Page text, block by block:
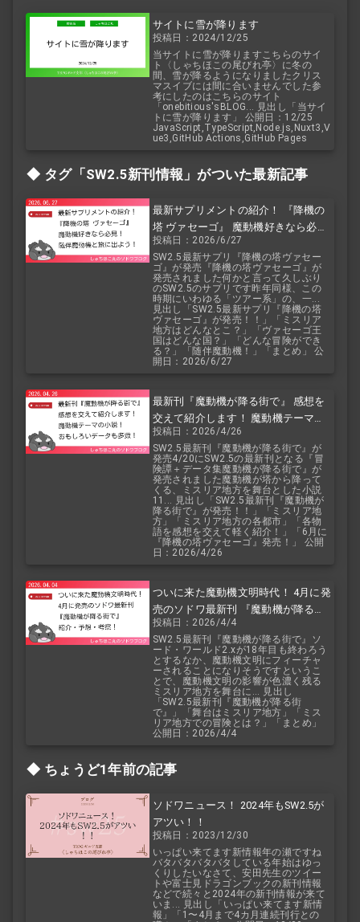
サイトに雪が降ります
投稿日：2024/12/25
当サイトに雪が降りますこちらのサイ
ト〈しゃちほこの尾びれ亭〉に冬の
間、雪が降るようになりましたクリス
マスイブには間に合いませんでした参
考にしたのはこちらのサイト
「onebitious'sBLOG... 見出し「当サイ
トに雪が降ります」 公開日：12/25
JavaScript,TypeScript,Node.js,Nuxt3,V
ue3,GitHub Actions,GitHub Pages
タグ「SW2.5新刊情報」がついた最新記事
最新サプリメントの紹介！ 『降機の
塔 ヴァセーゴ』 魔動機好きなら必
見！ 随伴魔動機と旅に出よう！
投稿日：2026/6/27
SW2.5最新サプリ『降機の塔ヴァセー
ゴ』が発売『降機の塔ヴァセーゴ』が
発売されました何かと言って久しぶり
のSW2.5のサプリです昨年同様、この
時期にいわゆる「ツアー系」の、一...
見出し「SW2.5最新サプリ『降機の塔
ヴァセーゴ』が発売！！」「ミスリア
地方はどんなとこ？」「ヴァセーゴ王
国はどんな国？」「どんな冒険ができ
る？」「随伴魔動機！」「まとめ」 公
開日：2026/6/27
最新刊『魔動機が降る街で』 感想を
交えて紹介します！ 魔動機テーマの
小説！ おもしろいデータも多数！
投稿日：2026/4/26
SW2.5最新刊『魔動機が降る街で』が
発売4/20にSW2.5の最新刊となる『冒
険譚＋データ集魔動機が降る街で』が
発売されました魔動機が塔から降って
くる、ミスリア地方を舞台とした小説
11... 見出し「SW2.5最新刊『魔動機が
降る街で』が発売！！」「ミスリア地
方」「ミスリア地方の各都市」「各物
語を感想を交えて軽く紹介！」「6月に
『降機の塔ヴァセーゴ』発売！」 公開
日：2026/4/26
ついに来た魔動機文明時代！ 4月に発
売のソドワ最新刊 『魔動機が降る街
で』 紹介・予想・考察！
投稿日：2026/4/4
SW2.5最新刊『魔動機が降る街で』ソ
ード・ワールド2.xが18年目も終わろう
とするなか、魔動機文明にフィーチャ
ーされることになりそうですというこ
とで、魔動機文明の影響が色濃く残る
ミスリア地方を舞台に... 見出し
「SW2.5最新刊『魔動機が降る街
で』」「舞台はミスリア地方」「ミス
リア地方での冒険とは？」「まとめ」
公開日：2026/4/4
ちょうど1年前の記事
ソドワニュース！ 2024年もSW2.5が
アツい！！
投稿日：2023/12/30
いっぱい来てます新情報年の瀬ですね
バタバタバタバタしている年始はゆっ
くりしたいなさて、安田先生のツイー
トや富士見ドラゴンブックの新刊情報
などで続々と2024年の新刊情報が来て
いま... 見出し「いっぱい来てます新情
報」「1〜4月まで4カ月連続刊行との